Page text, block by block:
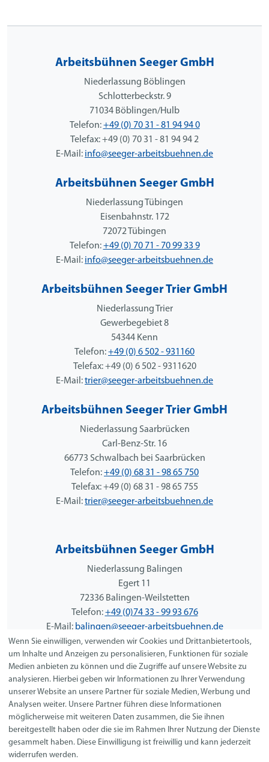
Arbeitsbühnen Seeger GmbH
Niederlassung Böblingen
Schlotterbeckstr. 9
71034 Böblingen/Hulb
Telefon:+49 (0) 70 31 - 81 94 94 0
Telefax: +49 (0) 70 31 - 81 94 94 2
E-Mail: info@seeger-arbeitsbuehnen.de
Arbeitsbühnen Seeger GmbH
Niederlassung Tübingen
Eisenbahnstr. 172
72072 Tübingen
Telefon:+49 (0) 70 71 - 70 99 33 9
E-Mail: info@seeger-arbeitsbuehnen.de
Arbeitsbühnen Seeger Trier GmbH
Niederlassung Trier
Gewerbegebiet 8
54344 Kenn
Telefon:+49 (0) 6 502 - 931160
Telefax: +49 (0) 6 502 - 9311620
E-Mail:trier@seeger-arbeitsbuehnen.de
Arbeitsbühnen Seeger Trier GmbH
Niederlassung Saarbrücken
Carl-Benz-Str. 16
66773 Schwalbach bei Saarbrücken
Telefon:+49 (0) 68 31 - 98 65 750
Telefax: +49 (0) 68 31 - 98 65 755
E-Mail:trier@seeger-arbeitsbuehnen.de
Arbeitsbühnen Seeger GmbH
Niederlassung Balingen
Egert 11
72336 Balingen-Weilstetten
Telefon:+49 (0)74 33 - 99 93 676
E-Mail: balingen@seeger-arbeitsbuehnen.de
Arbeitsbühnen Seeger GmbH
Niederlassung Stuttgart
Clara-Ritter-Straße 1
Telefon:
+49 (0) 71 17 22 33 170
E-Mail:
Wenn Sie einwilligen, verwenden wir Cookies und Drittanbietertools,
um Inhalte und Anzeigen zu personalisieren, Funktionen für soziale
Medien anbieten zu können und die Zugriffe auf unsere Website zu
analysieren. Hierbei geben wir Informationen zu Ihrer Verwendung
unserer Website an unsere Partner für soziale Medien, Werbung und
Analysen weiter. Unsere Partner führen diese Informationen
möglicherweise mit weiteren Daten zusammen, die Sie ihnen
bereitgestellt haben oder die sie im Rahmen Ihrer Nutzung der Dienste
gesammelt haben. Diese Einwilligung ist freiwillig und kann jederzeit
widerrufen werden.